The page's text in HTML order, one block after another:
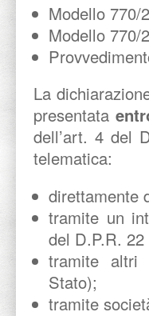
Modello 770/
Modello 770/
La
presentata
dell’art. 4 del
telematica:
direttamente
tramite un
del D.P.R.
tramite altri
Stato);
tramite